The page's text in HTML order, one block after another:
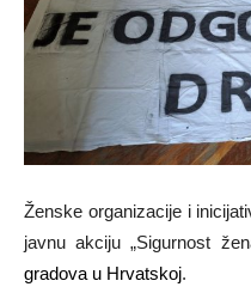
Ženske organizacije i
javnu akciju „Sigurnost
gradova u Hrvatskoj.